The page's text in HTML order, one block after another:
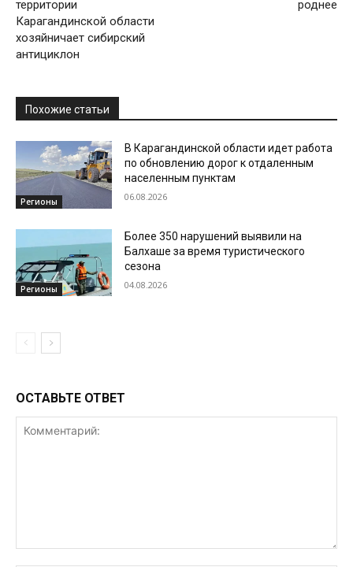
территории
Карагандинской области
хозяйничает сибирский
антициклон
роднее
Похожие статьи
Регионы
В Карагандинской области идет работа
по обновлению дорог к отдаленным
населенным пунктам
06.08.2026
Регионы
Более 350 нарушений выявили на
Балхаше за время туристического
сезона
04.08.2026
ОСТАВЬТЕ ОТВЕТ